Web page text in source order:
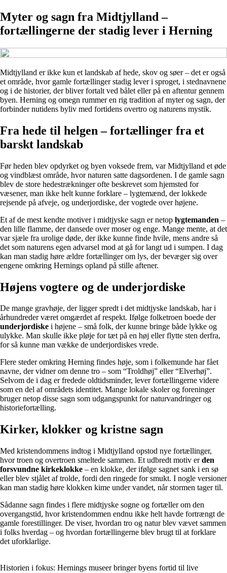
Myter og sagn fra Midtjylland –
fortællingerne der stadig lever i Herning
Midtjylland er ikke kun et landskab af hede, skov og søer – det er også
et område, hvor gamle fortællinger stadig lever i sproget, i stednavnene
og i de historier, der bliver fortalt ved bålet eller på en aftentur gennem
byen. Herning og omegn rummer en rig tradition af myter og sagn, der
forbinder nutidens byliv med fortidens overtro og naturens mystik.
Fra hede til helgen – fortællinger fra et
barskt landskab
Før heden blev opdyrket og byen voksede frem, var Midtjylland et øde
og vindblæst område, hvor naturen satte dagsordenen. I de gamle sagn
blev de store hedestrækninger ofte beskrevet som hjemsted for
væsener, man ikke helt kunne forklare – lygtemænd, der lokkede
rejsende på afveje, og underjordiske, der vogtede over højene.
Et af de mest kendte motiver i midtjyske sagn er netop lygte­manden –
den lille flamme, der dansede over moser og enge. Mange mente, at det
var sjæle fra urolige døde, der ikke kunne finde hvile, mens andre så
det som naturens egen advarsel mod at gå for langt ud i sumpen. I dag
kan man stadig høre ældre fortællinger om lys, der bevæger sig over
engene omkring Hernings opland på stille aftener.
Højens vogtere og de underjordiske
De mange gravhøje, der ligger spredt i det midtjyske landskab, har i
århundreder været omgærdet af respekt. Ifølge folketroen boede der
underjordiske i højene – små folk, der kunne bringe både lykke og
ulykke. Man skulle ikke pløje for tæt på en høj eller flytte sten derfra,
for så kunne man vække de underjordiskes vrede.
Flere steder omkring Herning findes høje, som i folkemunde har fået
navne, der vidner om denne tro – som “Troldhøj” eller “Elverhøj”.
Selvom de i dag er fredede oldtidsminder, lever fortællingerne videre
som en del af områdets identitet. Mange lokale skoler og foreninger
bruger netop disse sagn som udgangspunkt for naturvandringer og
historiefortælling.
Kirker, klokker og kristne sagn
Med kristendommens indtog i Midtjylland opstod nye fortællinger,
hvor troen og overtroen smeltede sammen. Et udbredt motiv erden
forsvundne kirkeklokke – en klokke, der ifølge sagnet sank i en sø
eller blev stjålet af trolde, fordi den ringede for smukt. I nogle versioner
kan man stadig høre klokken kime under vandet, når stormen tager til.
Sådanne sagn findes i flere midtjyske sogne og fortæller om den
overgangstid, hvor kristendommen endnu ikke helt havde fortrængt de
gamle forestillinger. De viser, hvordan tro og natur blev vævet sammen
i folks hverdag – og hvordan fortællingerne blev brugt til at forklare
det uforklarlige.
Historien i fokus: Hernings museer bringer byens fortid til live